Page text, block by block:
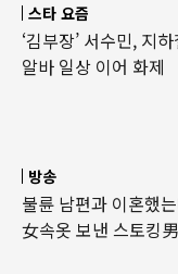
스타 요즘
‘김부장’ 서수민, 지
알바 일상 이어 화제
방송
불륜 남편과 이혼했
女속옷 보낸 스토킹